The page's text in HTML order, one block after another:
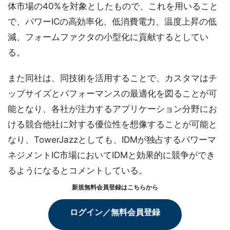
体市場の40%を対象としたもので、これを用いること
で、パワーICの高効率化、低消費電力、温度上昇の低
減、フォームファクタの小型化に貢献するとしてい
る。
また同社は、同技術を活用することで、カスタマはチ
ップサイズとパフォーマンスの最適化を図ることが可
能となり、各社が注力するアプリケーション分野にお
ける競合他社に対する優位性を想像することが可能と
なり、TowerJazzとしても、IDMが独占するパワーマ
ネジメントIC市場においてIDMと効果的に競争ができ
るようになるとコメントしている。
新規無料会員登録はこちらから
ログイン／無料会員登録